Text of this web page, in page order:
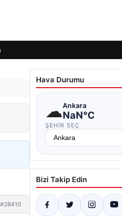
#28410
Hava Durumu
☁Ankara
NaN°C
ŞEHIR SEÇ
Bizi Takip Edin